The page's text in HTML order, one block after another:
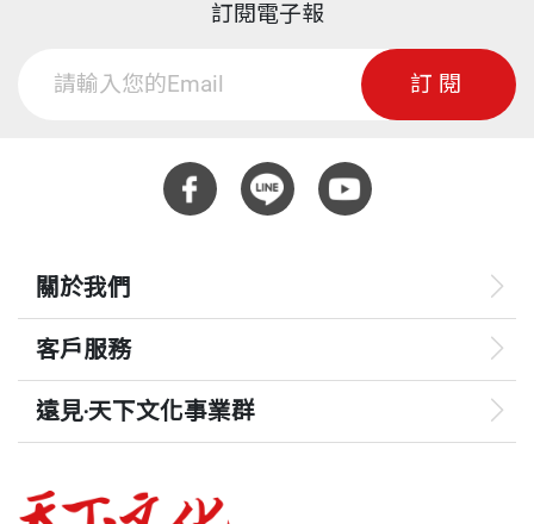
訂閱電子報
訂閱
關於我們
客戶服務
遠見‧天下文化事業群